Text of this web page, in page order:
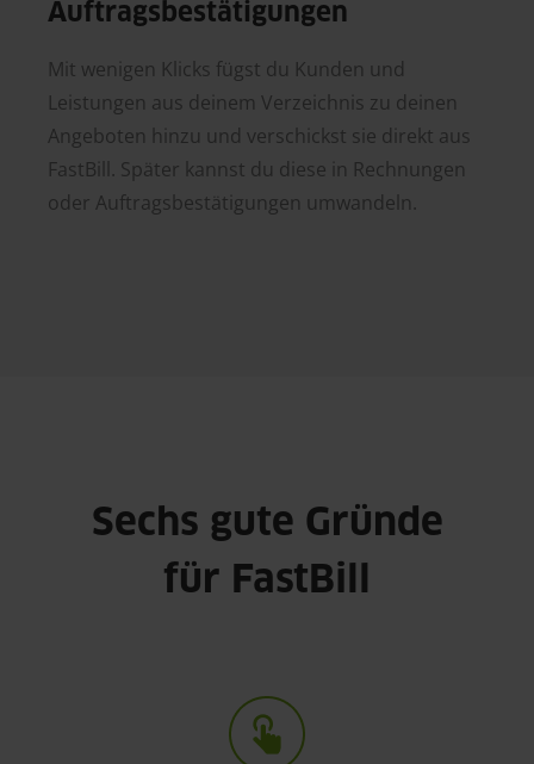
Auftragsbestätigungen
Mit wenigen Klicks fügst du Kunden und
Leistungen aus deinem Verzeichnis zu deinen
Angeboten hinzu und verschickst sie direkt aus
FastBill. Später kannst du diese in Rechnungen
oder Auftragsbestätigungen umwandeln.
Sechs gute Gründe
für FastBill